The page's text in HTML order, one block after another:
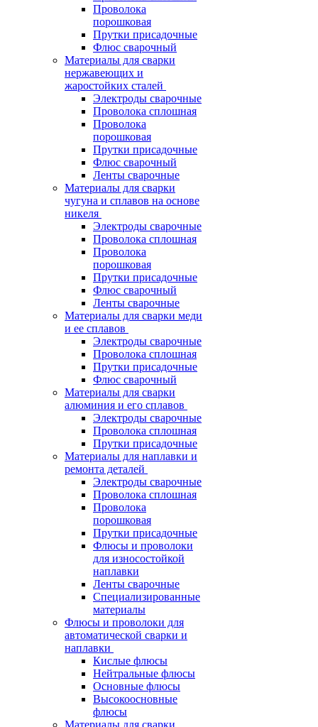
Проволока
порошковая
Прутки присадочные
Флюс сварочный
Материалы для сварки
нержавеющих и
жаростойких сталей
Электроды сварочные
Проволока сплошная
Проволока
порошковая
Прутки присадочные
Флюс сварочный
Ленты сварочные
Материалы для сварки
чугуна и сплавов на основе
никеля
Электроды сварочные
Проволока сплошная
Проволока
порошковая
Прутки присадочные
Флюс сварочный
Ленты сварочные
Материалы для сварки меди
и ее сплавов
Электроды сварочные
Проволока сплошная
Прутки присадочные
Флюс сварочный
Материалы для сварки
алюминия и его сплавов
Электроды сварочные
Проволока сплошная
Прутки присадочные
Материалы для наплавки и
ремонта деталей
Электроды сварочные
Проволока сплошная
Проволока
порошковая
Прутки присадочные
Флюсы и проволоки
для износостойкой
наплавки
Ленты сварочные
Специализированные
материалы
Флюсы и проволоки для
автоматической сварки и
наплавки
Кислые флюсы
Нейтральные флюсы
Основные флюсы
Высокоосновные
флюсы
Материалы для сварки